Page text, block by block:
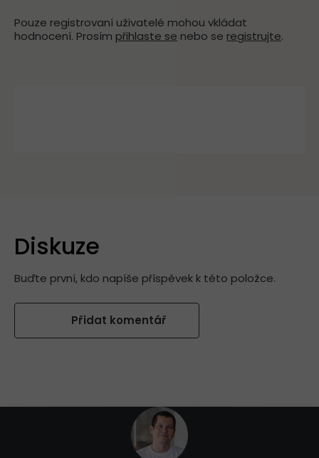
Pouze registrovaní uživatelé mohou vkládat
hodnocení. Prosím přihlaste se nebo se registrujte.
Diskuze
Buďte první, kdo napíše příspěvek k této položce.
Přidat komentář